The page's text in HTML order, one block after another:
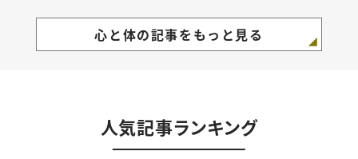
心と体の記事をもっと見る
人気記事ランキング